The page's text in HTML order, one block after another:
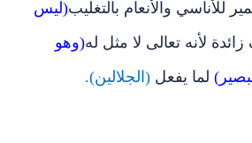
للأناسي والأنعام بالتغليب(ليس
لأنه تعالى لا مثل له(وهو
لما يفعل (الجلالين).